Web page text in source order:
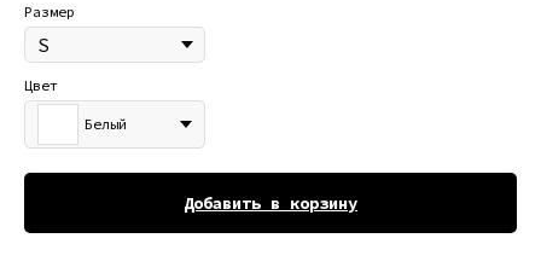
Размер
Цвет
Белый
Добавить в корзину